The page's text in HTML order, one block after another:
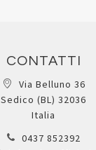
CONTATTI
Via Belluno 36
Sedico (BL) 32036
Italia
0437 852392